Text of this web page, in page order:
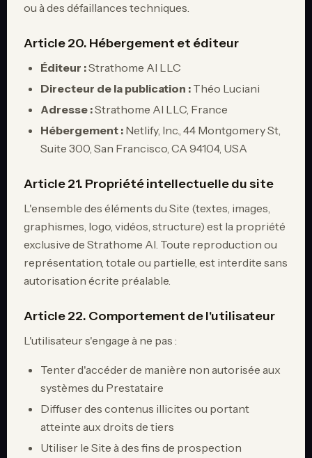
ou à des défaillances techniques.
Article 20. Hébergement et éditeur
Éditeur :Strathome AI LLC
Directeur de la publication : Théo Luciani
Adresse :Strathome AI LLC, France
Hébergement : Netlify, Inc., 44 Montgomery St,
Suite 300, San Francisco, CA 94104, USA
Article 21. Propriété intellectuelle du site
L'ensemble des éléments du Site (textes, images,
graphismes, logo, vidéos, structure) est la propriété
exclusive de Strathome AI. Toute reproduction ou
représentation, totale ou partielle, est interdite sans
autorisation écrite préalable.
Article 22. Comportement de l'utilisateur
L'utilisateur s'engage à ne pas :
Tenter d'accéder de manière non autorisée aux
systèmes du Prestataire
Diffuser des contenus illicites ou portant
atteinte aux droits de tiers
Utiliser le Site à des fins de prospection